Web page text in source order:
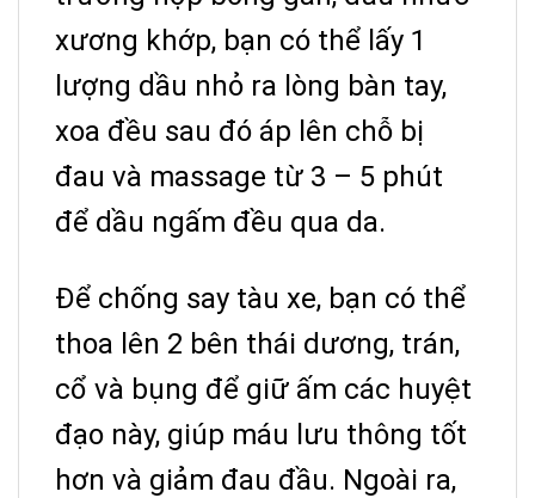
xương khớp, bạn có thể lấy 1
lượng dầu nhỏ ra lòng bàn tay,
xoa đều sau đó áp lên chỗ bị
đau và massage từ 3 – 5 phút
để dầu ngấm đều qua da.
Để chống say tàu xe, bạn có thể
thoa lên 2 bên thái dương, trán,
cổ và bụng để giữ ấm các huyệt
đạo này, giúp máu lưu thông tốt
hơn và giảm đau đầu. Ngoài ra,